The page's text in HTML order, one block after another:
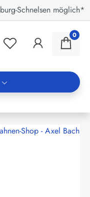
Schnelsen möglich*
0
Shop - Axel Bach